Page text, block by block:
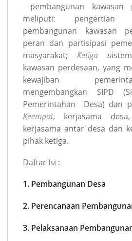
pembangunan kawasan
meliputi:
pembangunan kawasan
peran dan partisipasi
masyarakat;Ketiga
kawasan perdesaan, yang
kewajiban
mengembangkan SIPD
Pemerintahan Desa) dan
Keempat, kerjasama
kerjasama antar desa dan
pihak ketiga.
Daftar Isi :
1. Pembangunan Desa
2. Perencanaan
3. Pelaksanaan